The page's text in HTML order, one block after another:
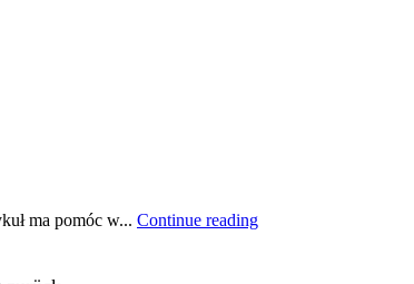
ma pomóc w... Continue reading